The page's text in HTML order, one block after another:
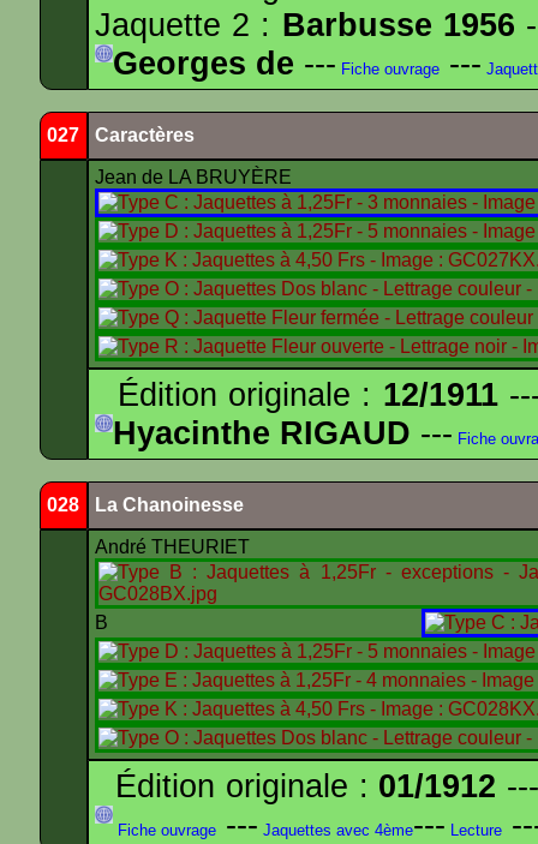
Jaquette 2 : Barbusse 1956
Georges de --- Fiche ouvrage ---
027 Caractères
Jean de LA BRUYÈRE
Édition originale : 12/1911
Hyacinthe RIGAUD --- Fiche
028 La Chanoinesse
André THEURIET
B
Édition originale : 01/1912
Fiche ouvrage --- Jaquettes avec 4ème--- Lecture